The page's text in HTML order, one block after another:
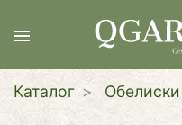
Каталог